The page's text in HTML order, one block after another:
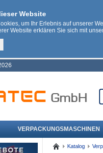
Website
um Ihr Erlebnis auf unserer
Website erklären Sie sich mit
VERPACKUNGSMASCHINEN
Katalog